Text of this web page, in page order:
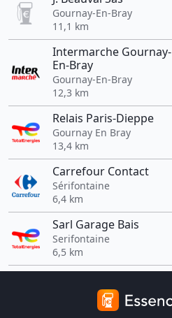
Gournay-En-Bray
11,1 km
Intermarche Gournay-
En-Bray
Gournay-En-Bray
12,3 km
Relais Paris-Dieppe
Gournay En Bray
13,4 km
Carrefour Contact
Sérifontaine
6,4 km
Sarl Garage Bais
Serifontaine
6,5 km